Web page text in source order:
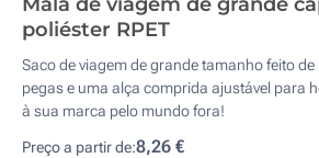
poliéster RPET
Saco de viagem de grande tamanho feito de
pegas e uma alça comprida ajustável para
à sua marca pelo mundo fora!
Preço a partir de:8,26 €